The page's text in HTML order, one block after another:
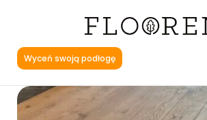
Wyceń swoją podłogę